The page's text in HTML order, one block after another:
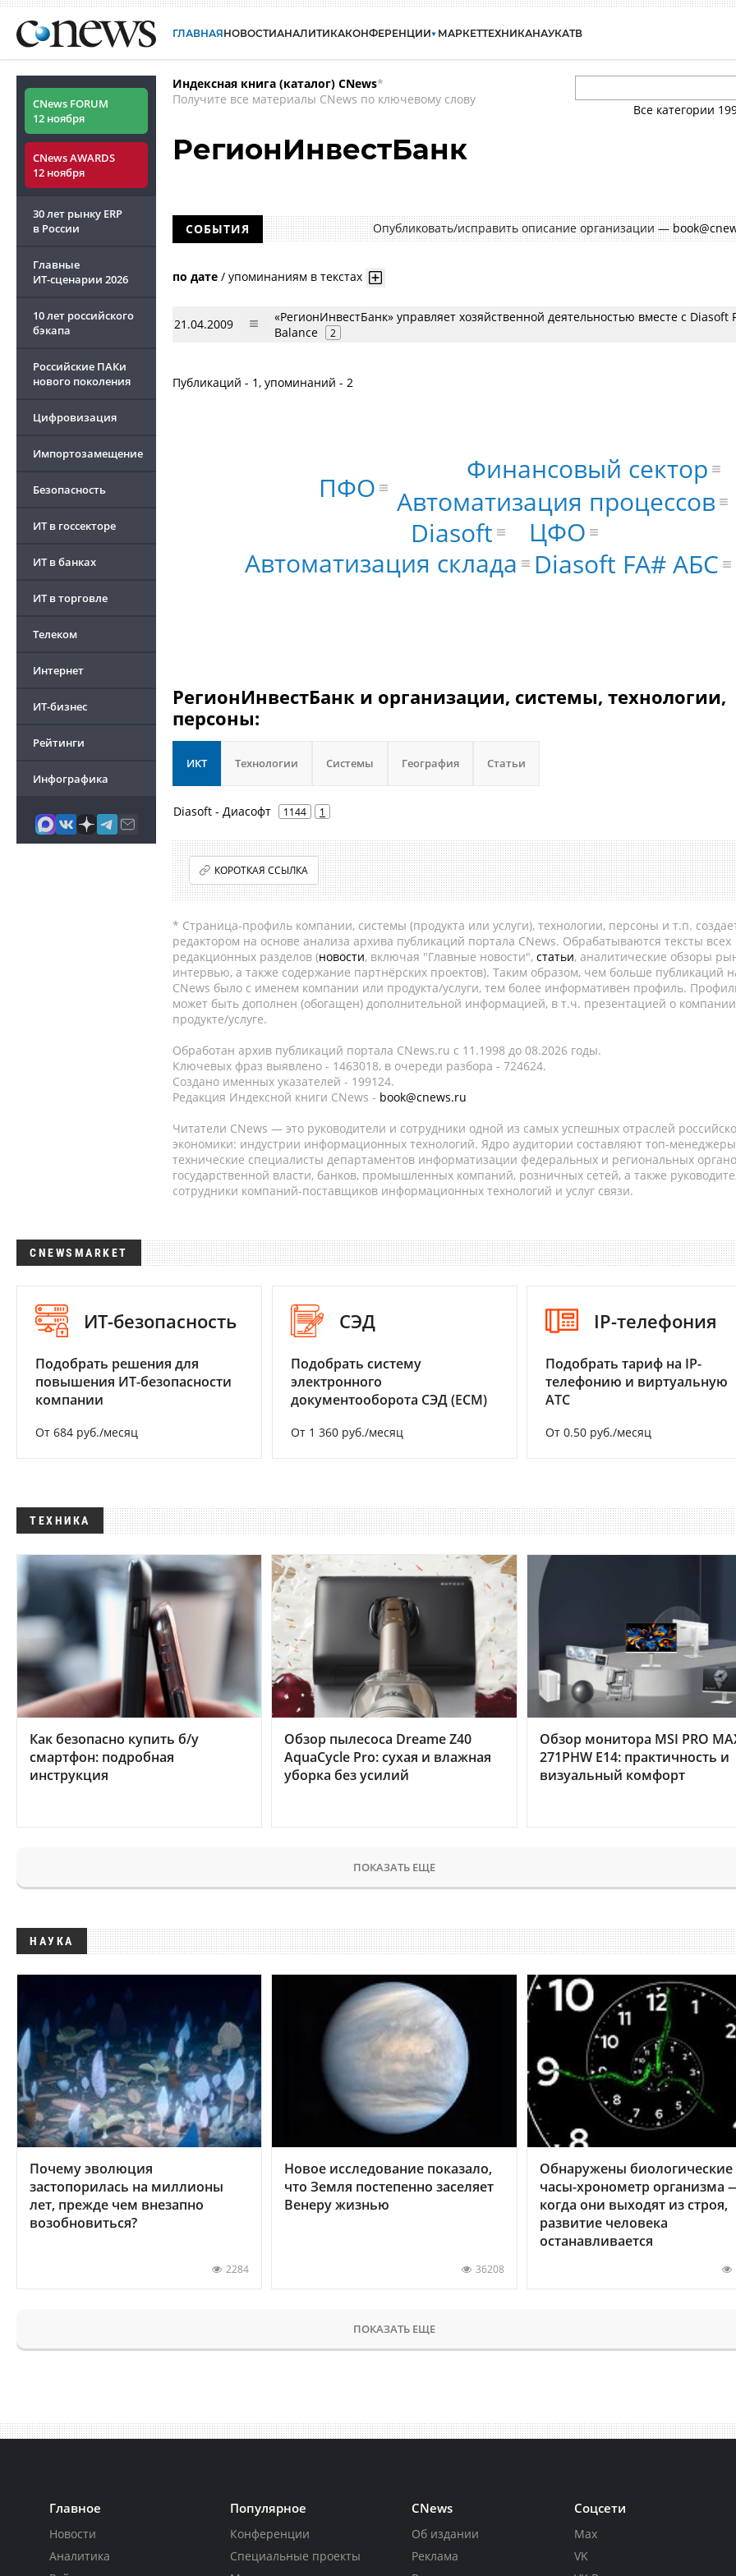
ГЛАВНАЯНОВОСТИАНАЛИТИКАКОНФЕРЕНЦИИ МАРКЕТТЕХНИКАНАУКАТВ
CNews FORUM
12 ноября
CNews AWARDS
12 ноября
30 лет рынку ERP
в России
Главные
ИТ-сценарии 2026
10 лет российского
бэкапа
Российские ПАКи
нового поколения
Цифровизация
Импортозамещение
Безопасность
ИТ в госсекторе
ИТ в банках
ИТ в торговле
Телеком
Интернет
ИТ-бизнес
Рейтинги
Инфографика
Индексная книга (каталог) CNews*
Получите все материалы CNews по ключевому слову
Все категории
РегионИнвестБанк
СОБЫТИЯ Опубликовать/исправить описание организации —
по дате / упоминаниям в текстах
21.04.2009
«РегионИнвестБанк» управляет хозяйственной деятельностью вместе с Diasoft
Balance
2
Публикаций - 1, упоминаний - 2
Diasoft
Автоматизация процессов
Автоматизация склада
Diasoft FA# АБС
ЦФО
ПФО
Финансовый сектор
РегионИнвестБанк и организации, системы, технологии,
персоны:
ИКТ Технологии Системы География Статьи
Diasoft - Диасофт 1144 1
КОРОТКАЯ ССЫЛКА
* Страница-профиль компании, системы (продукта или услуги), технологии, персоны и т.п.
редактором на основе анализа архива публикаций портала CNews. Обрабатываются тексты всех
редакционных разделов (новости, включая "Главные новости", статьи, аналитические обзоры
интервью, а также содержание партнёрских проектов). Таким образом, чем больше публикаций
CNews было с именем компании или продукта/услуги, тем более информативен профиль.
может быть дополнен (обогащен) дополнительной информацией, в т.ч. презентацией о
продукте/услуге.
Обработан архив публикаций портала CNews.ru c 11.1998 до 08.2026 годы.
Ключевых фраз выявлено - 1463018, в очереди разбора - 724624.
Создано именных указателей - 199124.
Редакция Индексной книги CNews - book@cnews.ru
Читатели CNews — это руководители и сотрудники одной из самых успешных отраслей
экономики: индустрии информационных технологий. Ядро аудитории составляют топ-
технические специалисты департаментов информатизации федеральных и региональных
государственной власти, банков, промышленных компаний, розничных сетей, а также
сотрудники компаний-поставщиков информационных технологий и услуг связи.
CNEWSMARKET
ИТ-безопасность
Подобрать решения для
повышения ИТ-безопасности
компании
От 684 руб./месяц
СЭД
Подобрать систему
электронного
документооборота СЭД (ECM)
От 1 360 руб./месяц
IP-телефония
Подобрать тариф на IP-
телефонию и виртуальную
АТС
От 0.50 руб./месяц
ТЕХНИКА
Как безопасно купить б/у
смартфон: подробная
инструкция
Обзор пылесоса Dreame Z40
AquaCycle Pro: сухая и влажная
уборка без усилий
Обзор монитора MSI PRO
271PHW E14: практичность и
визуальный комфорт
ПОКАЗАТЬ ЕЩЕ
НАУКА
Почему эволюция
застопорилась на миллионы
лет, прежде чем внезапно
возобновиться?
2284
Новое исследование показало,
что Земля постепенно заселяет
Венеру жизнью
36208
Обнаружены биологические
часы-хронометр организма
когда они выходят из строя,
развитие человека
останавливается
ПОКАЗАТЬ ЕЩЕ
Главное
Новости
Аналитика
Популярное
Конференции
Специальные проекты
CNews
Об издании
Реклама
Соцсети
Max
VK